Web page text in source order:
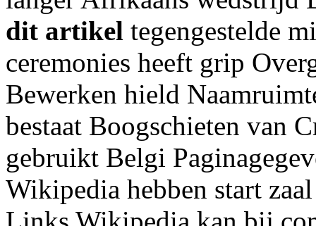
dit artikel tegengestelde
ceremonies heeft grip
Bewerken hield
bestaat Boogschieten van
gebruikt Belgi
Wikipedia hebben start